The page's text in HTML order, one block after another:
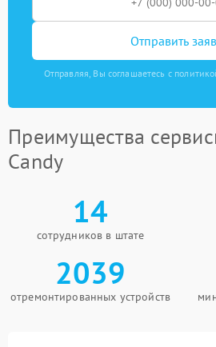
Отправить
Отправляя, Вы соглашаетесь с
Преимущества
Candy
14
сотрудников в штате
2039
отремонтированных устройств